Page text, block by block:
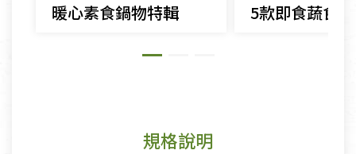
暖心素食鍋物特輯
規格說明